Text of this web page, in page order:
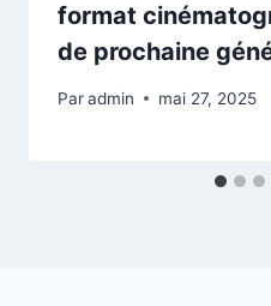
format
de prochaine
Paradmin mai 27, 2025